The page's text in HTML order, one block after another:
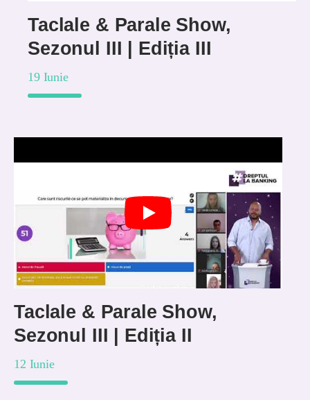
Taclale & Parale Show,
Sezonul III | Ediția III
19 Iunie
Taclale & Parale Show,
Sezonul III | Ediția II
12 Iunie